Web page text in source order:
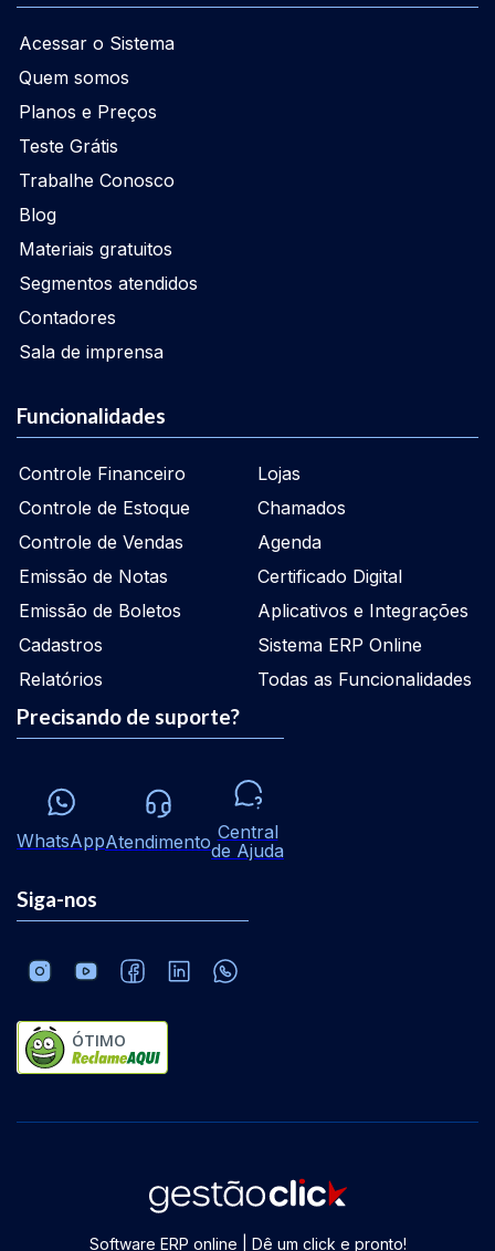
Acessar o Sistema
Quem somos
Planos e Preços
Teste Grátis
Trabalhe Conosco
Blog
Materiais gratuitos
Segmentos atendidos
Contadores
Sala de imprensa
Funcionalidades
Controle Financeiro
Controle de Estoque
Controle de Vendas
Emissão de Notas
Emissão de Boletos
Cadastros
Relatórios
Lojas
Chamados
Agenda
Certificado Digital
Aplicativos e Integrações
Sistema ERP Online
Todas as Funcionalidades
Precisando de suporte?
WhatsAppAtendimento Central
de Ajuda
Siga-nos
ÓTIMO
Software ERP online | Dê um click e pronto!